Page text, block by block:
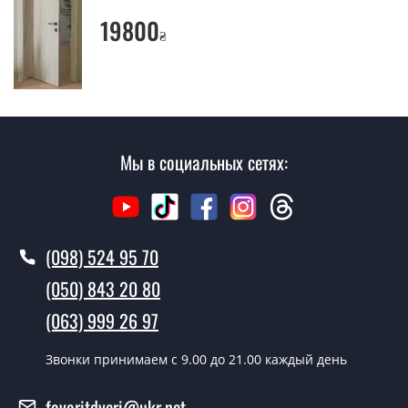
индивидуально для каждого посетителя.
Да, делаем. Наши специалисты могут произвести
замера и консультации Вы можете оформить заявку
не посещая наш офис.
Сколько стоит вызвать замерщика?
Вы производите установку
межкомнатных дверей ТМ Фаворит?
Да производим. Монтаж межкомнатных дверей ТМ
Фаворит производится согласно очереди, во все дни
19800₴
Мы в социальных сетях:
(098) 524 95 70
(050) 843 20 80
(063) 999 26 97
Звонки принимаем c 9.00 до 21.00 каждый день